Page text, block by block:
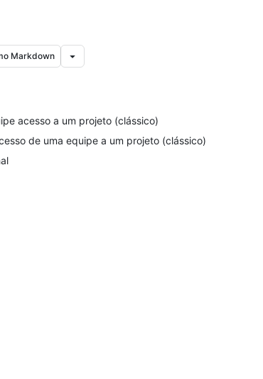
Markdown
acesso a um projeto (clássico)
de uma equipe a um projeto (clássico)